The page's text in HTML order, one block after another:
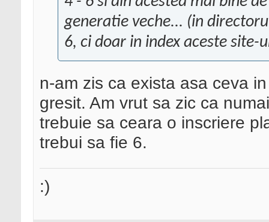
generatie veche... (in
6, ci doar in index aceste
n-am zis ca exista asa ceva
gresit. Am vrut sa zic ca
trebuie sa ceara o inscriere
trebui sa fie 6.
:)